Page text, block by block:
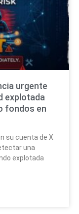
urgente
explotada
fondos en
su cuenta de X
una
explotada